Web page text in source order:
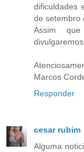
dificuldades
de setembro
Assim
divulgaremos.
Marcos
Responder
cesar rubim
Alguma